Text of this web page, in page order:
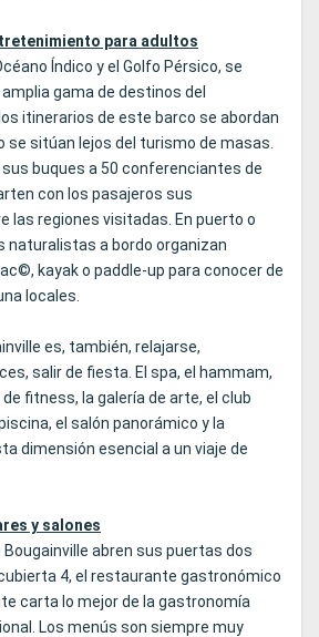
para adultos
Índico y el Golfo Pérsico, se
gama de destinos del
itinerarios de este barco se abordan
se sitúan lejos del turismo de masas.
buques a 50 conferenciantes de
con los pasajeros sus
las regiones visitadas. En puerto o
naturalistas a bordo organizan
kayak o paddle-up para conocer de
locales.
es, también, relajarse,
salir de fiesta. El spa, el hammam,
de fitness, la galería de arte, el club
el salón panorámico y la
dimensión esencial a un viaje de
y salones
Bougainville abren sus puertas dos
4, el restaurante gastronómico
carta lo mejor de la gastronomía
Los menús son siempre muy